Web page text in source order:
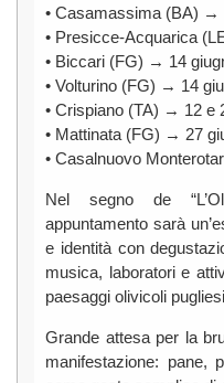
• Casamassima (BA) →
• Presicce-Acquarica
• Biccari (FG) → 14
• Volturino (FG) → 14
• Crispiano (TA) → 12 e
• Mattinata (FG) → 27
• Casalnuovo
Nel segno de
appuntamento sarà
e identità con
musica, laboratori e
paesaggi olivicoli pugliesi
Grande attesa per la
manifestazione: pane,